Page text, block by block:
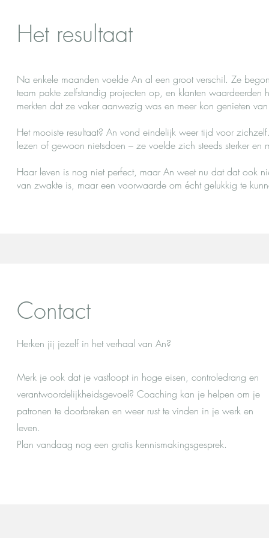
Het resultaat
Na enkele maanden voelde An al een groot verschil. Ze
team pakte zelfstandig projecten op, en klanten waardeerden
merkten dat ze vaker aanwezig was en meer kon genieten
Het mooiste resultaat? An vond eindelijk weer tijd voor
lezen of gewoon nietsdoen – ze voelde zich steeds sterker en
Haar leven is nog niet perfect, maar An weet nu dat dat ook
van zwakte is, maar een voorwaarde om écht gelukkig te
Contact
Herken jij jezelf in het verhaal van An?
Merk je ook dat je vastloopt in hoge eisen, controledrang en
verantwoordelijkheidsgevoel? Coaching kan je helpen om je
patronen te doorbreken en weer rust te vinden in je werk en
leven.
Plan vandaag nog een gratis kennismakingsgesprek.